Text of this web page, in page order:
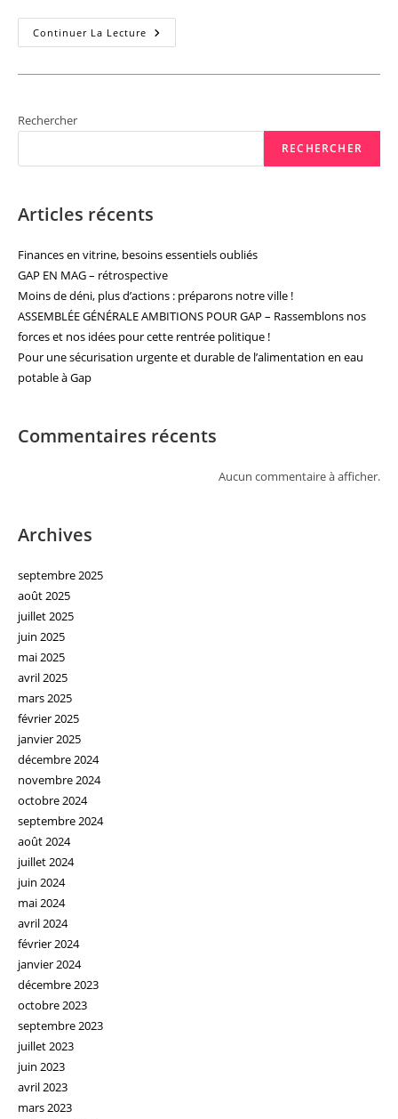
Continuer La Lecture CHICAS
En
Souffrance
Rechercher
RECHERCHER
Articles récents
Finances en vitrine, besoins essentiels oubliés
GAP EN MAG – rétrospective
Moins de déni, plus d’actions : préparons notre ville !
ASSEMBLÉE GÉNÉRALE AMBITIONS POUR GAP – Rassemblons nos
forces et nos idées pour cette rentrée politique !
Pour une sécurisation urgente et durable de l’alimentation en eau
potable à Gap
Commentaires récents
Aucun commentaire à afficher.
Archives
septembre 2025
août 2025
juillet 2025
juin 2025
mai 2025
avril 2025
mars 2025
février 2025
janvier 2025
décembre 2024
novembre 2024
octobre 2024
septembre 2024
août 2024
juillet 2024
juin 2024
mai 2024
avril 2024
février 2024
janvier 2024
décembre 2023
octobre 2023
septembre 2023
juillet 2023
juin 2023
avril 2023
mars 2023